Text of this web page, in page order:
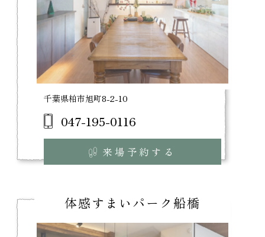
千葉県柏市旭町8-2-10
047-195-0116
来場予約する
体感すまいパーク船橋